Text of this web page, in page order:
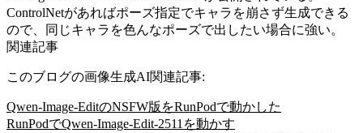
ControlNetがあればポーズ指定でキャラを崩さず生成できる
ので、同じキャラを色んなポーズで出したい場合に強い。
関連記事
このブログの画像生成AI関連記事:
Qwen-Image-EditのNSFW版をRunPodで動かした
RunPodでQwen-Image-Edit-2511を動かす